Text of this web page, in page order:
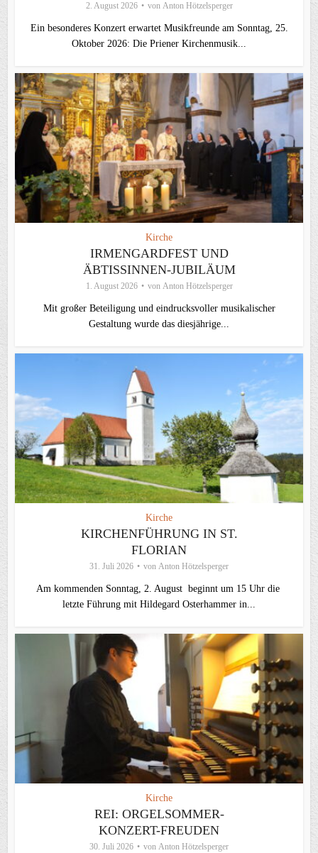
2. August 2026 von Anton Hötzelsperger
Ein besonderes Konzert erwartet Musikfreunde am Sonntag, 25.
Oktober 2026: Die Priener Kirchenmusik...
Kirche
IRMENGARDFEST UND
ÄBTISSINNEN-JUBILÄUM
1. August 2026 von Anton Hötzelsperger
Mit großer Beteiligung und eindrucksvoller musikalischer
Gestaltung wurde das diesjährige...
Kirche
KIRCHENFÜHRUNG IN ST.
FLORIAN
31. Juli 2026 von Anton Hötzelsperger
Am kommenden Sonntag, 2. August beginnt um 15 Uhr die
letzte Führung mit Hildegard Osterhammer in...
Kirche
REI: ORGELSOMMER-
KONZERT-FREUDEN
30. Juli 2026 von Anton Hötzelsperger